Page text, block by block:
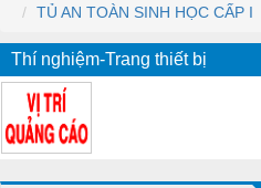
TỦ AN TOÀN SINH HỌC CẤP I
Thí nghiệm-Trang thiết bị